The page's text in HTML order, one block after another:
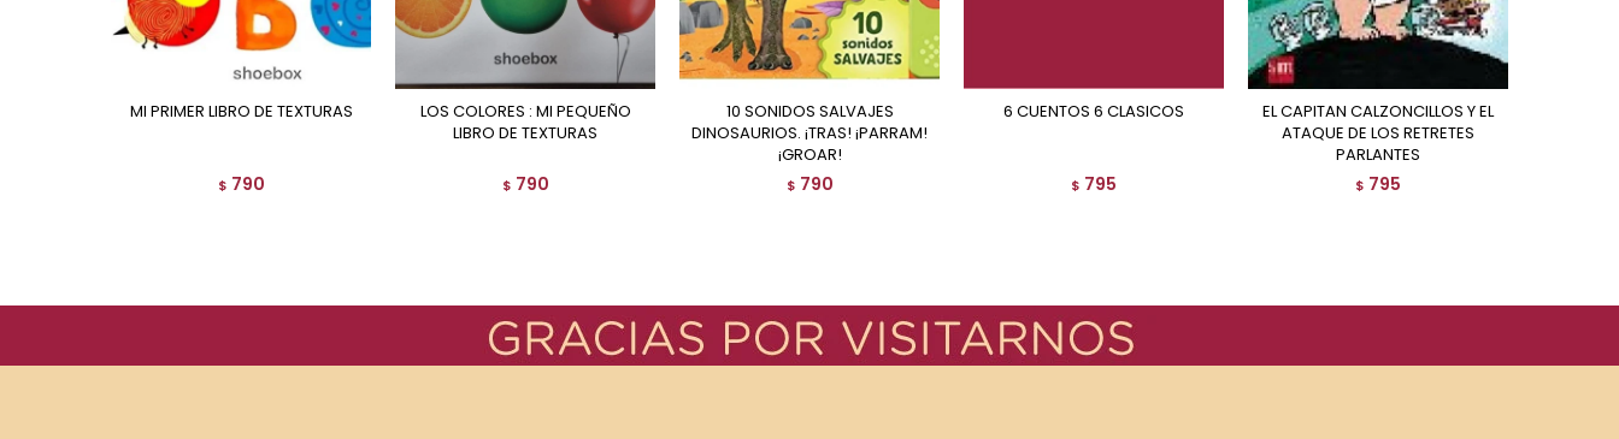
MI PRIMER LIBRO DE TEXTURAS
$ 790
LOS COLORES : MI PEQUEÑO
LIBRO DE TEXTURAS
$ 790
10 SONIDOS SALVAJES
DINOSAURIOS. ¡TRAS! ¡PARRAM!
¡GROAR!
$ 790
6 CUENTOS 6 CLASICOS
$ 795
EL CAPITAN CALZONCILLOS Y EL
ATAQUE DE LOS RETRETES
PARLANTES
$ 795